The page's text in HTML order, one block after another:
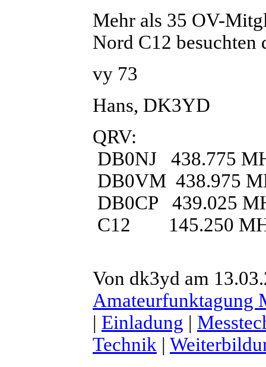
Mehr als 35 OV-
Nord C12 besuchten
vy 73
Hans, DK3YD
QRV:
DB0NJ 438.775
DB0VM 438.975
DB0CP 439.025
C12 145.250
Von dk3yd am
Amateurfunktagung
| Einladung |
Technik |